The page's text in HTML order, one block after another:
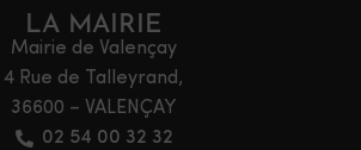
LA MAIRIE
Mairie de Valençay
4 Rue de Talleyrand,
36600 – VALENÇAY
02 54 00 32 32